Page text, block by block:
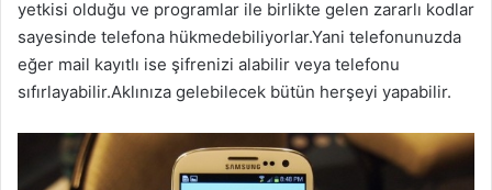
k
yetkisi olduğu ve programlar ile birlikte gelen zararlı kodlar
sayesinde telefona hükmedebiliyorlar.Yani telefonunuzda
eğer mail kayıtlı ise şifrenizi alabilir veya telefonu
sıfırlayabilir.Aklınıza gelebilecek bütün herşeyi yapabilir.